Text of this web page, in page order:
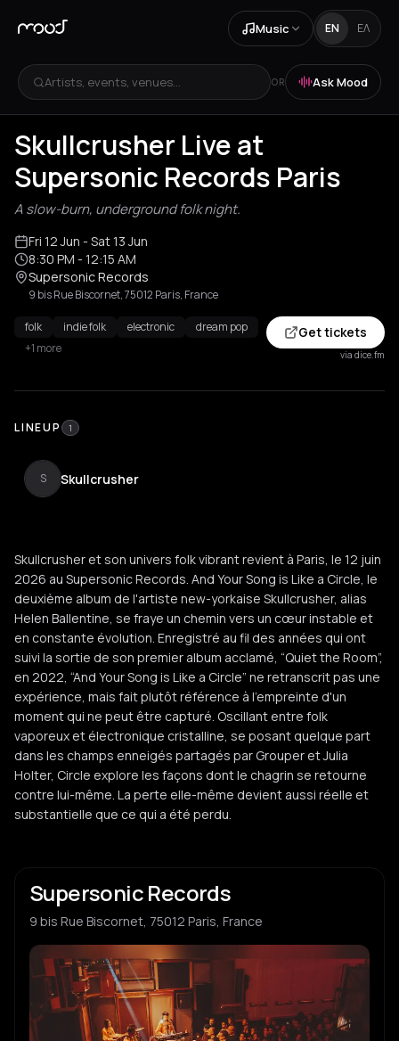
Music EN ΕΛ
Artists, events, venues... OR Ask Mood
Skullcrusher Live at
Supersonic Records Paris
A slow-burn, underground folk night.
Fri 12 Jun - Sat 13 Jun
8:30 PM - 12:15 AM
Supersonic Records
9 bis Rue Biscornet, 75012 Paris, France
folk indie folk electronic
dream pop
+1 more
Get tickets
via dice.fm
LINEUP 1
S Skullcrusher
Skullcrusher et son univers folk vibrant revient à Paris, le 12 juin
2026 au Supersonic Records. And Your Song is Like a Circle, le
deuxième album de l'artiste new-yorkaise Skullcrusher, alias
Helen Ballentine, se fraye un chemin vers un cœur instable et
en constante évolution. Enregistré au fil des années qui ont
suivi la sortie de son premier album acclamé, “Quiet the Room”,
en 2022, “And Your Song is Like a Circle” ne retranscrit pas une
expérience, mais fait plutôt référence à l'empreinte d'un
moment qui ne peut être capturé. Oscillant entre folk
vaporeux et électronique cristalline, se posant quelque part
dans les champs enneigés partagés par Grouper et Julia
Holter, Circle explore les façons dont le chagrin se retourne
contre lui-même. La perte elle-même devient aussi réelle et
substantielle que ce qui a été perdu.
Supersonic Records
9 bis Rue Biscornet, 75012 Paris, France